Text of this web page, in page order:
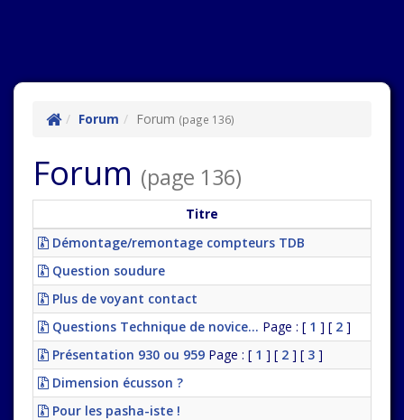
Forum Forum (page 136)
Forum (page 136)
Titre
Démontage/remontage compteurs TDB
Question soudure
Plus de voyant contact
Questions Technique de novice... Page : [ 1 ] [ 2 ]
Présentation 930 ou 959 Page : [ 1 ] [ 2 ] [ 3 ]
Dimension écusson ?
Pour les pasha-iste !